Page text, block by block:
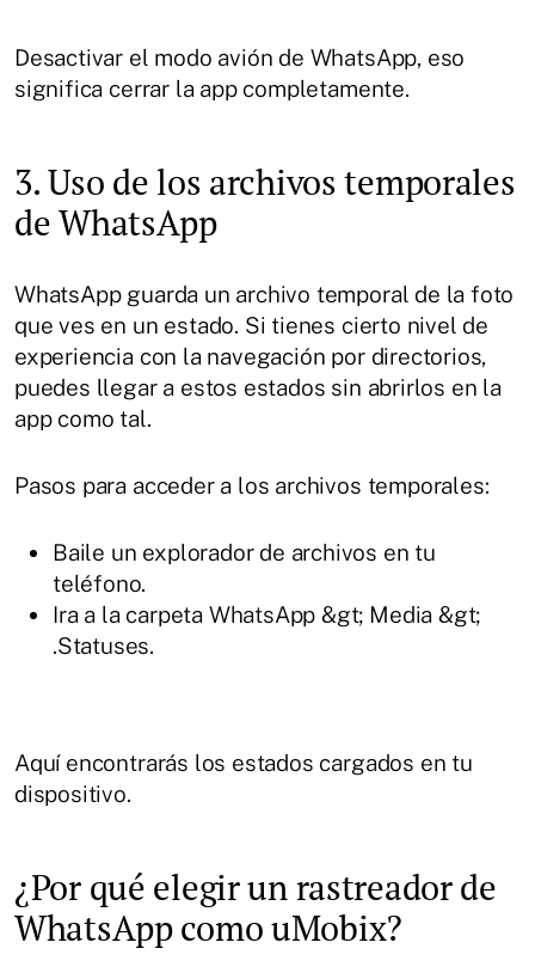
Desactivar el modo avión de WhatsApp, eso
significa cerrar la app completamente.
3. Uso de los archivos temporales
de WhatsApp
WhatsApp guarda un archivo temporal de la foto
que ves en un estado. Si tienes cierto nivel de
experiencia con la navegación por directorios,
puedes llegar a estos estados sin abrirlos en la
app como tal.
Pasos para acceder a los archivos temporales:
Baile un explorador de archivos en tu
teléfono.
Ira a la carpeta WhatsApp &gt; Media &gt;
.Statuses.
Aquí encontrarás los estados cargados en tu
dispositivo.
¿Por qué elegir un rastreador de
WhatsApp como uMobix?